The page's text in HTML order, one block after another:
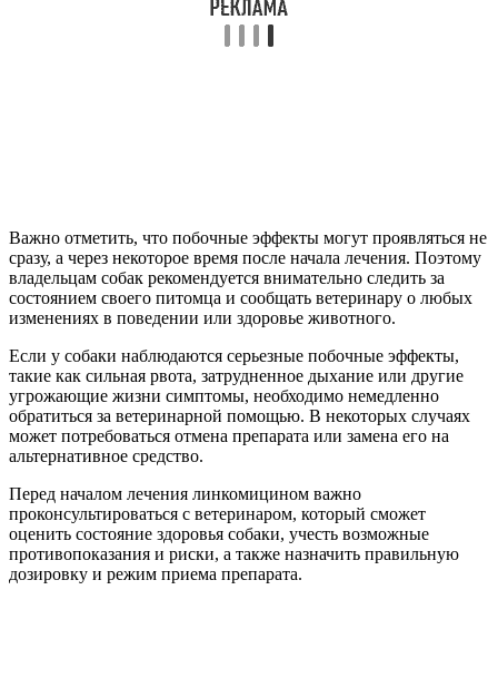
Важно отметить, что побочные эффекты могут проявляться не
сразу, а через некоторое время после начала лечения. Поэтому
владельцам собак рекомендуется внимательно следить за
состоянием своего питомца и сообщать ветеринару о любых
изменениях в поведении или здоровье животного.
Если у собаки наблюдаются серьезные побочные эффекты,
такие как сильная рвота, затрудненное дыхание или другие
угрожающие жизни симптомы, необходимо немедленно
обратиться за ветеринарной помощью. В некоторых случаях
может потребоваться отмена препарата или замена его на
альтернативное средство.
Перед началом лечения линкомицином важно
проконсультироваться с ветеринаром, который сможет
оценить состояние здоровья собаки, учесть возможные
противопоказания и риски, а также назначить правильную
дозировку и режим приема препарата.